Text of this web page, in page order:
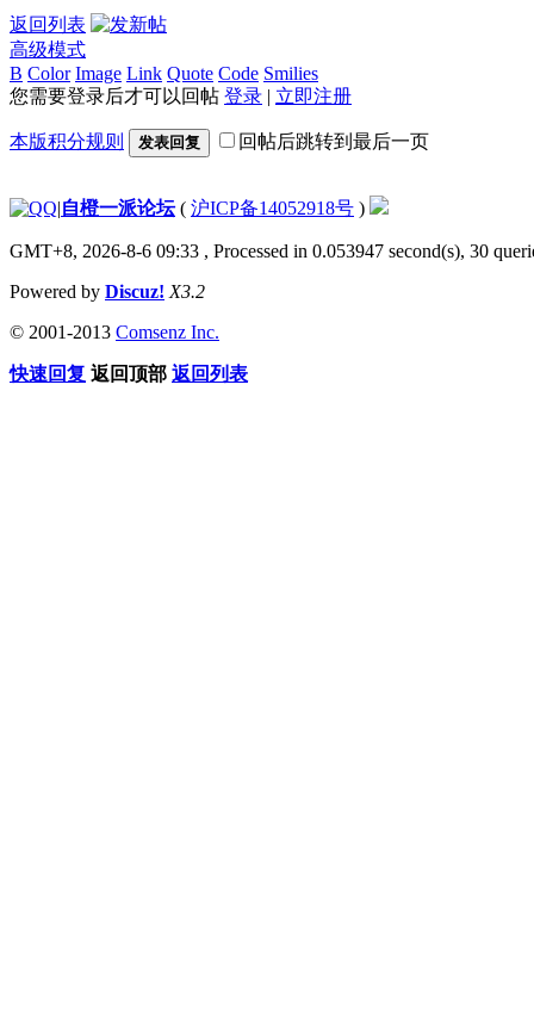
返回列表
高级模式
B Color Image Link Quote Code Smilies
您需要登录后才可以回帖 登录 | 立即注册
本版积分规则 发表回复 回帖后跳转到最后一页
|自橙一派论坛( 沪ICP备14052918号 )
GMT+8, 2026-8-6 09:33 , Processed in 0.053947 second(s), 30
Powered by Discuz! X3.2
© 2001-2013 Comsenz Inc.
快速回复 返回顶部 返回列表